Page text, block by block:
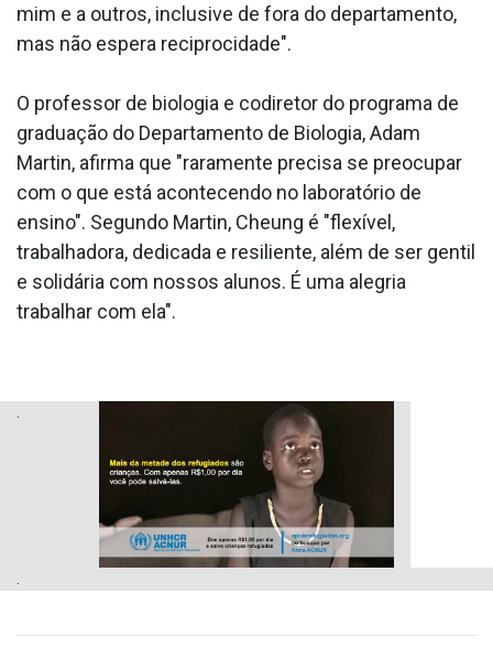
mim e a outros, inclusive de fora do departamento,
mas não espera reciprocidade".
O professor de biologia e codiretor do programa de
graduação do Departamento de Biologia, Adam
Martin, afirma que "raramente precisa se preocupar
com o que está acontecendo no laboratório de
ensino". Segundo Martin, Cheung é "flexível,
trabalhadora, dedicada e resiliente, além de ser gentil
e solidária com nossos alunos. É uma alegria
trabalhar com ela".